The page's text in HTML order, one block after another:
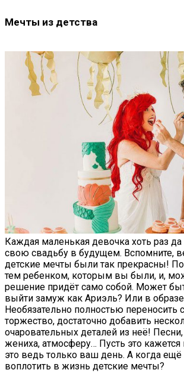
Мечты из детства
Каждая маленькая девочка хоть раз
свою свадьбу в будущем. Вспомните,
детские мечты были так прекрасны!
тем ребенком, которым вы были, и,
решение придёт само собой. Может
выйти замуж как Ариэль? Или в
Необязательно полностью переносить
торжество, достаточно добавить
очаровательных деталей из неё!
жениха, атмосферу… Пусть это
это ведь только ваш день. А когда
воплотить в жизнь детские мечты?